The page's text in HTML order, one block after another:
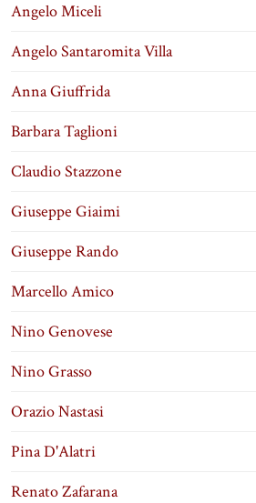
Angelo Miceli
Angelo Santaromita Villa
Anna Giuffrida
Barbara Taglioni
Claudio Stazzone
Giuseppe Giaimi
Giuseppe Rando
Marcello Amico
Nino Genovese
Nino Grasso
Orazio Nastasi
Pina D'Alatri
Renato Zafarana